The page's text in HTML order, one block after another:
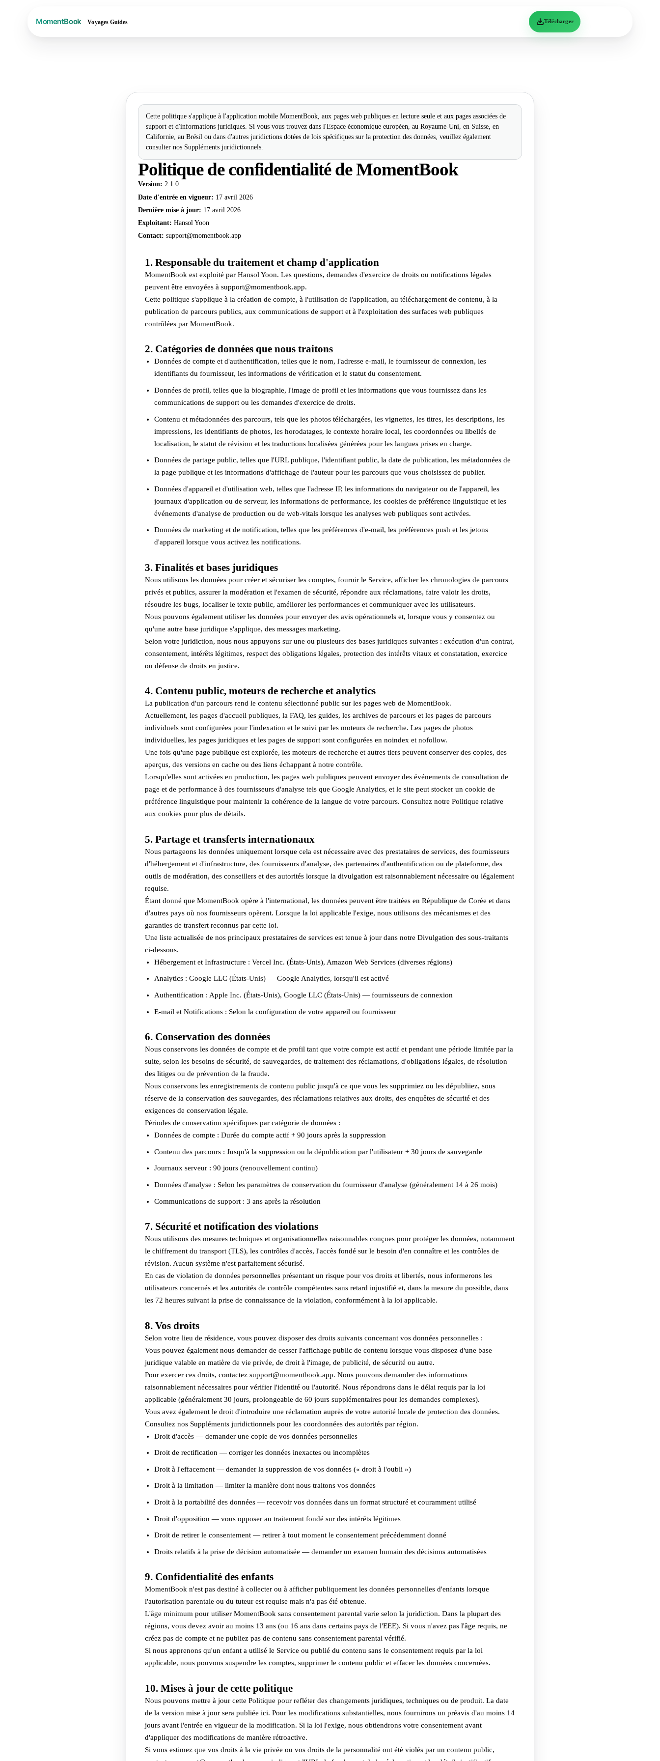
Voyages Guides Télécharger
Cette politique s'applique à l'application mobile MomentBook, aux pages web publiques en lecture seule et aux pages associées de
support et d'informations juridiques. Si vous vous trouvez dans l'Espace économique européen, au Royaume-Uni, en Suisse, en
Californie, au Brésil ou dans d'autres juridictions dotées de lois spécifiques sur la protection des données, veuillez également
consulter nos Suppléments juridictionnels.
Politique de confidentialité de MomentBook
Version: 2.1.0
Date d'entrée en vigueur: 17 avril 2026
Dernière mise à jour: 17 avril 2026
Exploitant: Hansol Yoon
Contact: support@momentbook.app
1. Responsable du traitement et champ d'application
MomentBook est exploité par Hansol Yoon. Les questions, demandes d'exercice de droits ou notifications légales
peuvent être envoyées à support@momentbook.app.
Cette politique s'applique à la création de compte, à l'utilisation de l'application, au téléchargement de contenu, à la
publication de parcours publics, aux communications de support et à l'exploitation des surfaces web publiques
contrôlées par MomentBook.
2. Catégories de données que nous traitons
Données de compte et d'authentification, telles que le nom, l'adresse e-mail, le fournisseur de connexion, les
identifiants du fournisseur, les informations de vérification et le statut du consentement.
Données de profil, telles que la biographie, l'image de profil et les informations que vous fournissez dans les
communications de support ou les demandes d'exercice de droits.
Contenu et métadonnées des parcours, tels que les photos téléchargées, les vignettes, les titres, les descriptions, les
impressions, les identifiants de photos, les horodatages, le contexte horaire local, les coordonnées ou libellés de
localisation, le statut de révision et les traductions localisées générées pour les langues prises en charge.
Données de partage public, telles que l'URL publique, l'identifiant public, la date de publication, les métadonnées de
la page publique et les informations d'affichage de l'auteur pour les parcours que vous choisissez de publier.
Données d'appareil et d'utilisation web, telles que l'adresse IP, les informations du navigateur ou de l'appareil, les
journaux d'application ou de serveur, les informations de performance, les cookies de préférence linguistique et les
événements d'analyse de production ou de web-vitals lorsque les analyses web publiques sont activées.
Données de marketing et de notification, telles que les préférences d'e-mail, les préférences push et les jetons
d'appareil lorsque vous activez les notifications.
3. Finalités et bases juridiques
Nous utilisons les données pour créer et sécuriser les comptes, fournir le Service, afficher les chronologies de parcours
privés et publics, assurer la modération et l'examen de sécurité, répondre aux réclamations, faire valoir les droits,
résoudre les bugs, localiser le texte public, améliorer les performances et communiquer avec les utilisateurs.
Nous pouvons également utiliser les données pour envoyer des avis opérationnels et, lorsque vous y consentez ou
qu'une autre base juridique s'applique, des messages marketing.
Selon votre juridiction, nous nous appuyons sur une ou plusieurs des bases juridiques suivantes : exécution d'un contrat,
consentement, intérêts légitimes, respect des obligations légales, protection des intérêts vitaux et constatation, exercice
ou défense de droits en justice.
4. Contenu public, moteurs de recherche et analytics
La publication d'un parcours rend le contenu sélectionné public sur les pages web de MomentBook.
Actuellement, les pages d'accueil publiques, la FAQ, les guides, les archives de parcours et les pages de parcours
individuels sont configurées pour l'indexation et le suivi par les moteurs de recherche. Les pages de photos
individuelles, les pages juridiques et les pages de support sont configurées en noindex et nofollow.
Une fois qu'une page publique est explorée, les moteurs de recherche et autres tiers peuvent conserver des copies, des
aperçus, des versions en cache ou des liens échappant à notre contrôle.
Lorsqu'elles sont activées en production, les pages web publiques peuvent envoyer des événements de consultation de
page et de performance à des fournisseurs d'analyse tels que Google Analytics, et le site peut stocker un cookie de
préférence linguistique pour maintenir la cohérence de la langue de votre parcours. Consultez notre Politique relative
aux cookies pour plus de détails.
5. Partage et transferts internationaux
Nous partageons les données uniquement lorsque cela est nécessaire avec des prestataires de services, des fournisseurs
d'hébergement et d'infrastructure, des fournisseurs d'analyse, des partenaires d'authentification ou de plateforme, des
outils de modération, des conseillers et des autorités lorsque la divulgation est raisonnablement nécessaire ou légalement
requise.
Étant donné que MomentBook opère à l'international, les données peuvent être traitées en République de Corée et dans
d'autres pays où nos fournisseurs opèrent. Lorsque la loi applicable l'exige, nous utilisons des mécanismes et des
garanties de transfert reconnus par cette loi.
Une liste actualisée de nos principaux prestataires de services est tenue à jour dans notre Divulgation des sous-traitants
ci-dessous.
Hébergement et Infrastructure : Vercel Inc. (États-Unis), Amazon Web Services (diverses régions)
Analytics : Google LLC (États-Unis) — Google Analytics, lorsqu'il est activé
Authentification : Apple Inc. (États-Unis), Google LLC (États-Unis) — fournisseurs de connexion
E-mail et Notifications : Selon la configuration de votre appareil ou fournisseur
6. Conservation des données
Nous conservons les données de compte et de profil tant que votre compte est actif et pendant une période limitée par la
suite, selon les besoins de sécurité, de sauvegardes, de traitement des réclamations, d'obligations légales, de résolution
des litiges ou de prévention de la fraude.
Nous conservons les enregistrements de contenu public jusqu'à ce que vous les supprimiez ou les dépubliiez, sous
réserve de la conservation des sauvegardes, des réclamations relatives aux droits, des enquêtes de sécurité et des
exigences de conservation légale.
Périodes de conservation spécifiques par catégorie de données :
Données de compte : Durée du compte actif + 90 jours après la suppression
Contenu des parcours : Jusqu'à la suppression ou la dépublication par l'utilisateur + 30 jours de sauvegarde
Journaux serveur : 90 jours (renouvellement continu)
Données d'analyse : Selon les paramètres de conservation du fournisseur d'analyse (généralement 14 à 26 mois)
Communications de support : 3 ans après la résolution
7. Sécurité et notification des violations
Nous utilisons des mesures techniques et organisationnelles raisonnables conçues pour protéger les données, notamment
le chiffrement du transport (TLS), les contrôles d'accès, l'accès fondé sur le besoin d'en connaître et les contrôles de
révision. Aucun système n'est parfaitement sécurisé.
En cas de violation de données personnelles présentant un risque pour vos droits et libertés, nous informerons les
utilisateurs concernés et les autorités de contrôle compétentes sans retard injustifié et, dans la mesure du possible, dans
les 72 heures suivant la prise de connaissance de la violation, conformément à la loi applicable.
8. Vos droits
Selon votre lieu de résidence, vous pouvez disposer des droits suivants concernant vos données personnelles :
Vous pouvez également nous demander de cesser l'affichage public de contenu lorsque vous disposez d'une base
juridique valable en matière de vie privée, de droit à l'image, de publicité, de sécurité ou autre.
Pour exercer ces droits, contactez support@momentbook.app. Nous pouvons demander des informations
raisonnablement nécessaires pour vérifier l'identité ou l'autorité. Nous répondrons dans le délai requis par la loi
applicable (généralement 30 jours, prolongeable de 60 jours supplémentaires pour les demandes complexes).
Vous avez également le droit d'introduire une réclamation auprès de votre autorité locale de protection des données.
Consultez nos Suppléments juridictionnels pour les coordonnées des autorités par région.
Droit d'accès — demander une copie de vos données personnelles
Droit de rectification — corriger les données inexactes ou incomplètes
Droit à l'effacement — demander la suppression de vos données (« droit à l'oubli »)
Droit à la limitation — limiter la manière dont nous traitons vos données
Droit à la portabilité des données — recevoir vos données dans un format structuré et couramment utilisé
Droit d'opposition — vous opposer au traitement fondé sur des intérêts légitimes
Droit de retirer le consentement — retirer à tout moment le consentement précédemment donné
Droits relatifs à la prise de décision automatisée — demander un examen humain des décisions automatisées
9. Confidentialité des enfants
MomentBook n'est pas destiné à collecter ou à afficher publiquement les données personnelles d'enfants lorsque
l'autorisation parentale ou du tuteur est requise mais n'a pas été obtenue.
L'âge minimum pour utiliser MomentBook sans consentement parental varie selon la juridiction. Dans la plupart des
régions, vous devez avoir au moins 13 ans (ou 16 ans dans certains pays de l'EEE). Si vous n'avez pas l'âge requis, ne
créez pas de compte et ne publiez pas de contenu sans consentement parental vérifié.
Si nous apprenons qu'un enfant a utilisé le Service ou publié du contenu sans le consentement requis par la loi
applicable, nous pouvons suspendre les comptes, supprimer le contenu public et effacer les données concernées.
10. Mises à jour de cette politique
Nous pouvons mettre à jour cette Politique pour refléter des changements juridiques, techniques ou de produit. La date
de la version mise à jour sera publiée ici. Pour les modifications substantielles, nous fournirons un préavis d'au moins 14
jours avant l'entrée en vigueur de la modification. Si la loi l'exige, nous obtiendrons votre consentement avant
d'appliquer des modifications de manière rétroactive.
Si vous estimez que vos droits à la vie privée ou vos droits de la personnalité ont été violés par un contenu public,